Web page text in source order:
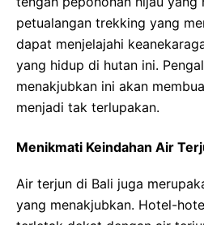
petualangan trekking yang
dapat menjelajahi
yang hidup di hutan ini.
menakjubkan ini akan
menjadi tak terlupakan.
Menikmati Keindahan Air
Air terjun di Bali juga
yang menakjubkan. Hotel-